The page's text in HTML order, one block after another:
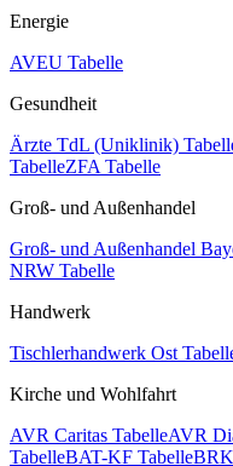
Energie
AVEU Tabelle
Gesundheit
Ärzte TdL (Uniklinik)
TabelleZFA Tabelle
Groß- und Außenhandel
Groß- und Außenhandel
NRW Tabelle
Handwerk
Tischlerhandwerk Ost
Kirche und Wohlfahrt
AVR Caritas TabelleAVR
TabelleBAT-KF Tabelle